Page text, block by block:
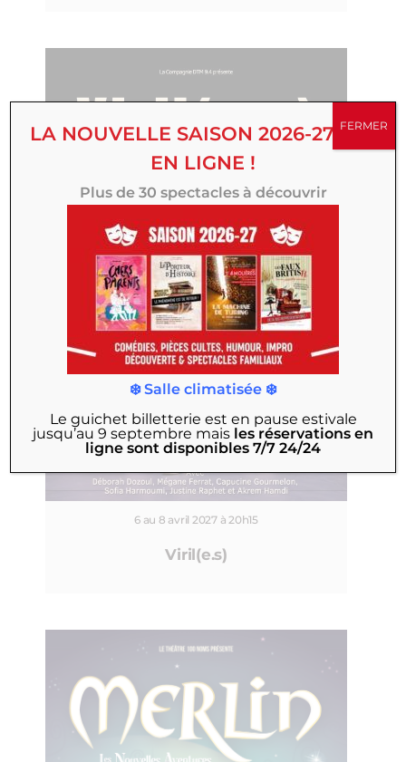
6 au 8 avril 2027 à 20h15
Viril(e.s)
LA NOUVELLE SAISON 2026-27 EST
EN LIGNE !
Plus de 30 spectacles à découvrir
❄️ Salle climatisée ❄️
Le guichet billetterie est en pause estivale
jusqu’au 9 septembre mais les réservations en
ligne sont disponibles 7/7 24/24
FERMER